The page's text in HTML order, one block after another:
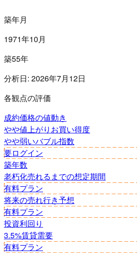
築年月
1971年10月
築55年
分析日: 2026年7月12日
各観点の評価
成約価格の値動き
やや値上がり お買い得度
やや弱いバブル指数
要ログイン
築年数
老朽化売れるまでの想定期間
有料プラン
将来の売れ行き予想
有料プラン
投資利回り
3.5%賃貸需要
有料プラン